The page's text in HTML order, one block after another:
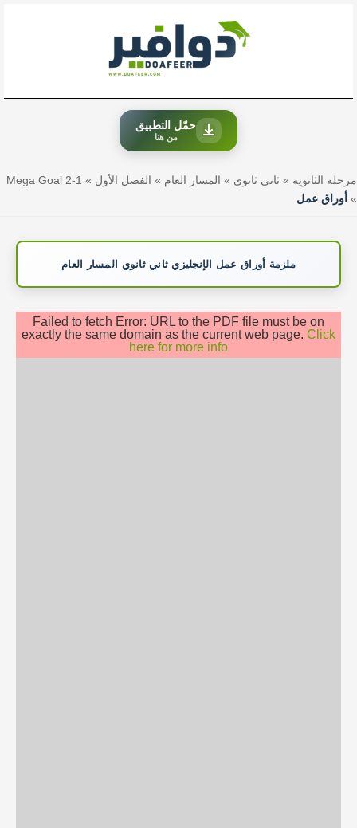
حمّل التطبيق
من هنا
مرحلة الثانوية » ثاني ثانوي » المسار العام » الفصل الأول »
Mega Goal 2-1
» أوراق عمل
ملزمة أوراق عمل الإنجليزي ثاني ثانوي المسار العام
Failed to fetch Error: URL to the PDF file must be on
exactly the same domain as the current web page. Click
here for more info